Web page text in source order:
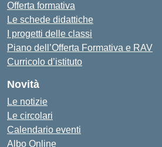
Offerta formativa
Le schede didattiche
I progetti delle classi
Piano dell’Offerta Formativa e RAV
Curricolo d’istituto
Novità
Le notizie
Le circolari
Calendario eventi
Albo Online